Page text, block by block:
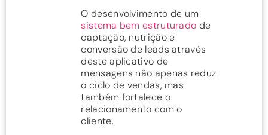
O desenvolvimento de um
sistema bem estruturado de
captação, nutrição e
conversão de leads através
deste aplicativo de
mensagens não apenas reduz
o ciclo de vendas, mas
também fortalece o
relacionamento com o
cliente.